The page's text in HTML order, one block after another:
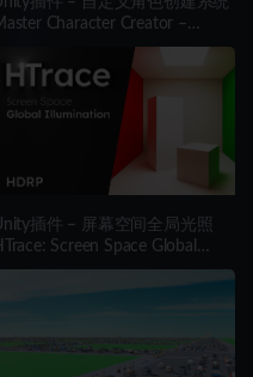
Character Creator –
Character Customization/NPC
Creator
插件 – 屏幕空间全局光照
Screen Space Global
HDRP